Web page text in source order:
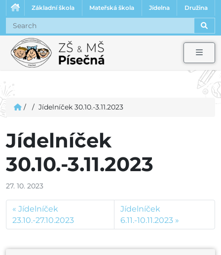
Základní škola Mateřská škola Jídelna Družina
/ / Jídelníček 30.10.-3.11.2023
Jídelníček
30.10.-3.11.2023
27. 10. 2023
Jídelníček
23.10.-27.10.2023
Jídelníček
6.11.-10.11.2023